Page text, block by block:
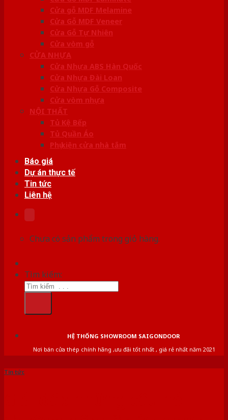
Cửa gỗ MDF Melamine
Cửa Gỗ MDF Veneer
Cửa Gỗ Tự Nhiên
Cửa vòm gỗ
CỬA NHỰA
Cửa Nhựa ABS Hàn Quốc
Cửa Nhựa Đài Loan
Cửa Nhựa Gỗ Composite
Cửa vòm nhựa
NỘI THẤT
Tủ Kệ Bếp
Tủ Quần Áo
Phụ kiện cửa nhà tắm
Báo giá
Dự án thực tế
Tin tức
Liên hệ
Chưa có sản phẩm trong giỏ hàng.
Tìm kiếm:
HỆ THỐNG SHOWROOM SAIGONDOOR
Nơi bán cửa thép chính hãng ,ưu đãi tốt nhất , giá rẻ nhất năm 2021
Tin tức